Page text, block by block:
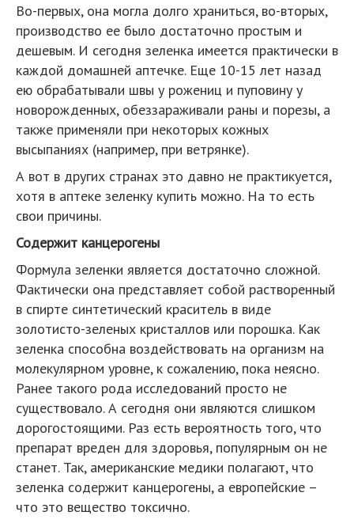
Во-первых, она могла долго храниться, во-вторых,
производство ее было достаточно простым и
дешевым. И сегодня зеленка имеется практически в
каждой домашней аптечке. Еще 10-15 лет назад
ею обрабатывали швы у рожениц и пуповину у
новорожденных, обеззараживали раны и порезы, а
также применяли при некоторых кожных
высыпаниях (например, при ветрянке).
А вот в других странах это давно не практикуется,
хотя в аптеке зеленку купить можно. На то есть
свои причины.
Содержит канцерогены
Формула зеленки является достаточно сложной.
Фактически она представляет собой растворенный
в спирте синтетический краситель в виде
золотисто-зеленых кристаллов или порошка. Как
зеленка способна воздействовать на организм на
молекулярном уровне, к сожалению, пока неясно.
Ранее такого рода исследований просто не
существовало. А сегодня они являются слишком
дорогостоящими. Раз есть вероятность того, что
препарат вреден для здоровья, популярным он не
станет. Так, американские медики полагают, что
зеленка содержит канцерогены, а европейские –
что это вещество токсично.